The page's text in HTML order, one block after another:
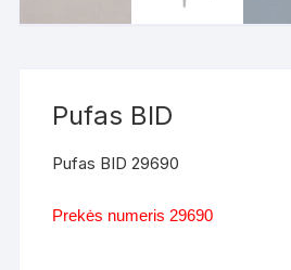
Pufas BID
Pufas BID 29690
Prekės numeris 29690